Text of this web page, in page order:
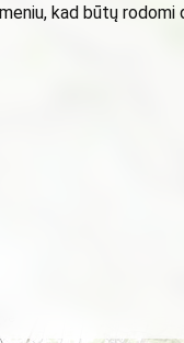
kad būtų rodomi